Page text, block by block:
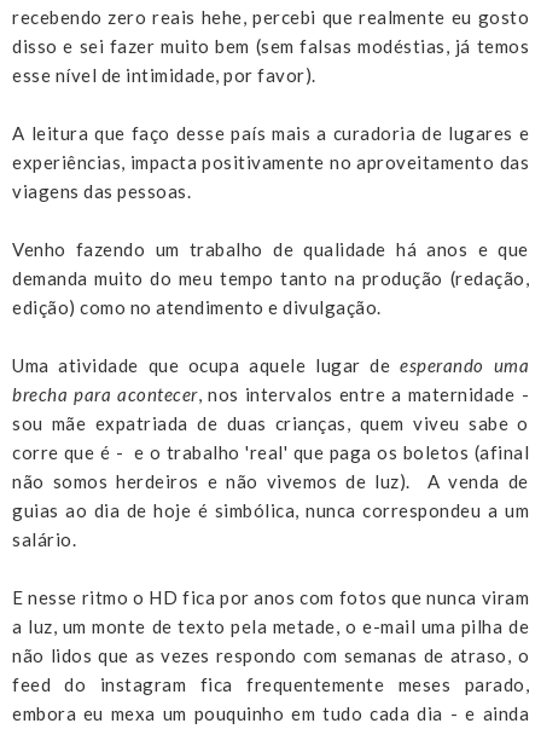
recebendo zero reais hehe, percebi que realmente eu gosto
disso e sei fazer muito bem (sem falsas modéstias, já temos
esse nível de intimidade, por favor).
A leitura que faço desse país mais a curadoria de lugares e
experiências, impacta positivamente no aproveitamento das
viagens das pessoas.
Venho fazendo um trabalho de qualidade há anos e que
demanda muito do meu tempo tanto na produção (redação,
edição) como no atendimento e divulgação.
Uma atividade que ocupa aquele lugar deesperando uma
brecha para acontecer, nos intervalos entre a maternidade -
sou mãe expatriada de duas crianças, quem viveu sabe o
corre que é - e o trabalho 'real' que paga os boletos (afinal
não somos herdeiros e não vivemos de luz). A venda de
guias ao dia de hoje é simbólica, nunca correspondeu a um
salário.
E nesse ritmo o HD fica por anos com fotos que nunca viram
a luz, um monte de texto pela metade, o e-mail uma pilha de
não lidos que as vezes respondo com semanas de atraso, o
feed do instagram fica frequentemente meses parado,
embora eu mexa um pouquinho em tudo cada dia - e ainda